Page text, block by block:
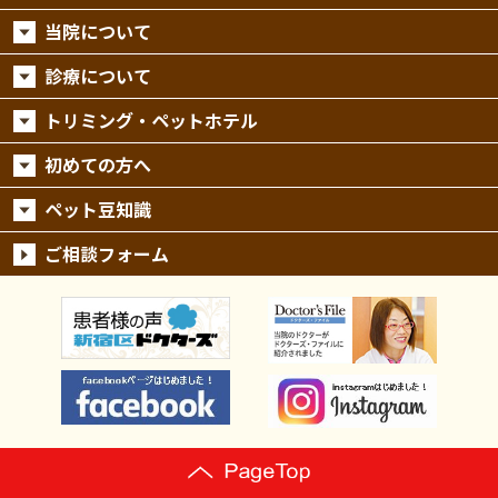
当院について
診療について
トリミング・ペットホテル
初めての方へ
ペット豆知識
ご相談フォーム